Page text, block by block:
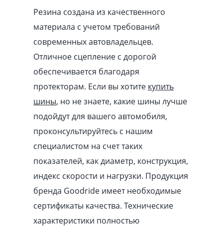
Резина создана из качественного
материала с учетом требований
современных автовладельцев.
Отличное сцепление с дорогой
обеспечивается благодаря
протекторам. Если вы хотите купить
шины, но не знаете, какие шины лучше
подойдут для вашего автомобиля,
проконсультируйтесь с нашим
специалистом на счет таких
показателей, как диаметр, конструкция,
индекс скорости и нагрузки. Продукция
бренда Goodride имеет необходимые
сертификаты качества. Технические
характеристики полностью